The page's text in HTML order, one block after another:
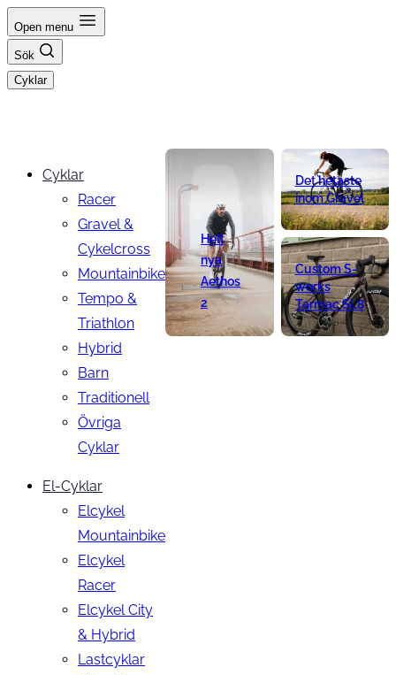
Hoppa
till
innehåll
Open menu
Sök
Cyklar
Cyklar
Racer
Gravel &
Cykelcross
Mountainbike
Tempo &
Triathlon
Hybrid
Barn
Traditionell
Övriga
Cyklar
El-Cyklar
Elcykel
Mountainbike
Elcykel
Racer
Elcykel City
& Hybrid
Lastcyklar
Helt
nya
Aethos
2
Det hetaste
inom Gravel
Custom S-
works
Tarmac SL8